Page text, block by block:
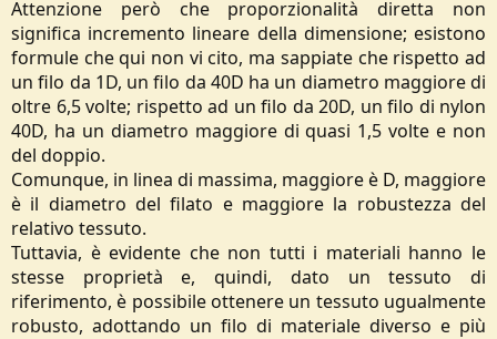
Attenzione però che proporzionalità diretta non
significa incremento lineare della dimensione; esistono
formule che qui non vi cito, ma sappiate che rispetto ad
un filo da 1D, un filo da 40D ha un diametro maggiore di
oltre 6,5 volte; rispetto ad un filo da 20D, un filo di nylon
40D, ha un diametro maggiore di quasi 1,5 volte e non
del doppio.
Comunque, in linea di massima, maggiore è D, maggiore
è il diametro del filato e maggiore la robustezza del
relativo tessuto.
Tuttavia, è evidente che non tutti i materiali hanno le
stesse proprietà e, quindi, dato un tessuto di
riferimento, è possibile ottenere un tessuto ugualmente
robusto, adottando un filo di materiale diverso e più